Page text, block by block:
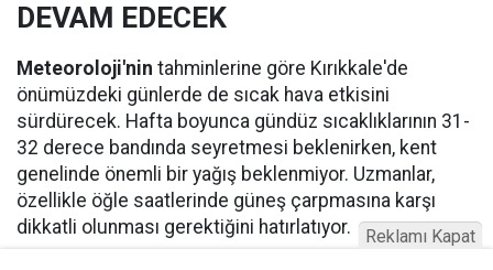
DEVAM EDECEK
Meteoroloji'nin tahminlerine göre Kırıkkale'de
önümüzdeki günlerde de sıcak hava etkisini
sürdürecek. Hafta boyunca gündüz sıcaklıklarının 31-
32 derece bandında seyretmesi beklenirken, kent
genelinde önemli bir yağış beklenmiyor. Uzmanlar,
özellikle öğle saatlerinde güneş çarpmasına karşı
dikkatli olunması gerektiğini hatırlatıyor.
Reklamı Kapat